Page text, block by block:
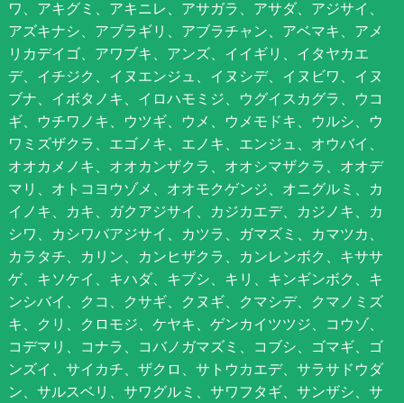
ワ、アキグミ、アキニレ、アサガラ、アサダ、アジサイ、
アズキナシ、アブラギリ、アブラチャン、アベマキ、アメ
リカデイゴ、アワブキ、アンズ、イイギリ、イタヤカエ
デ、イチジク、イヌエンジュ、イヌシデ、イヌビワ、イヌ
ブナ、イボタノキ、イロハモミジ、ウグイスカグラ、ウコ
ギ、ウチワノキ、ウツギ、ウメ、ウメモドキ、ウルシ、ウ
ワミズザクラ、エゴノキ、エノキ、エンジュ、オウバイ、
オオカメノキ、オオカンザクラ、オオシマザクラ、オオデ
マリ、オトコヨウゾメ、オオモクゲンジ、オニグルミ、カ
イノキ、カキ、ガクアジサイ、カジカエデ、カジノキ、カ
シワ、カシワバアジサイ、カツラ、ガマズミ、カマツカ、
カラタチ、カリン、カンヒザクラ、カンレンボク、キササ
ゲ、キソケイ、キハダ、キブシ、キリ、キンギンボク、キ
ンシバイ、クコ、クサギ、クヌギ、クマシデ、クマノミズ
キ、クリ、クロモジ、ケヤキ、ゲンカイツツジ、コウゾ、
コデマリ、コナラ、コバノガマズミ、コブシ、ゴマギ、ゴ
ンズイ、サイカチ、ザクロ、サトウカエデ、サラサドウダ
ン、サルスベリ、サワグルミ、サワフタギ、サンザシ、サ